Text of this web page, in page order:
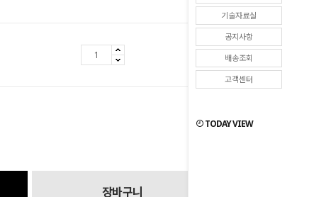
기술자료실
공지사항
배송조회
고객센터
TODAY VIEW
0원
장바구니